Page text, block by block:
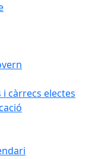
càrrecs electes